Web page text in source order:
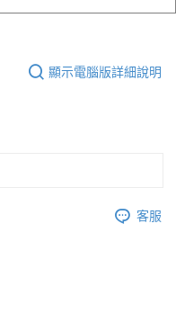
顯示電腦版詳細說明
客服